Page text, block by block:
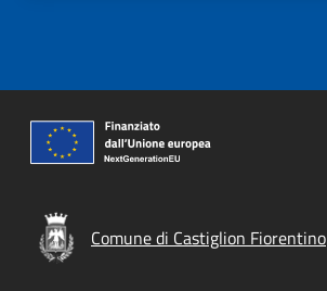
Comune di Castiglion Fiorentino